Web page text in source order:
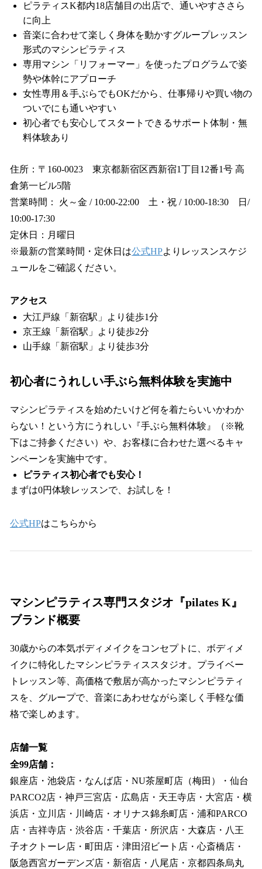
ピラティスK都内18店舗目の出店で、通いやすささら
に向上
音楽に合わせて楽しく身体を動かすグループレッスン
形式のマシンピラティス
専用マシン「リフォーマー」を使ったプログラムで姿
勢や体幹にアプローチ
女性専用＆手ぶらでもOKだから、仕事帰りや買い物の
ついでにも通いやすい
初心者でも安心してスタートできるサポート体制・無
料体験あり
住所：〒160-0023 東京都新宿区西新宿1丁目12番1号 高
倉第一ビル5階
営業時間： 火～金 / 10:00-22:00 土・祝 / 10:00-18:30 日/
10:00-17:30
定休日：月曜日
※最新の営業時間・定休日は公式HPよりレッスンスケジ
ュールをご確認ください。
アクセス
大江戸線「新宿駅」より徒歩1分
京王線「新宿駅」より徒歩2分
山手線「新宿駅」より徒歩3分
初心者にうれしい手ぶら無料体験を実施中
マシンピラティスを始めたいけど何を着たらいいかわか
らない！という方にうれしい『手ぶら無料体験』（※靴
下はご持参ください）や、お客様に合わせた選べるキャ
ンペーンを実施中です。
ピラティス初心者でも安心！
まずは0円体験レッスンで、お試しを！
公式HPはこちらから
マシンピラティス専門スタジオ『pilates K』
ブランド概要
30歳からの本気ボディメイクをコンセプトに、ボディメ
イクに特化したマシンピラティススタジオ。プライベー
トレッスン等、高価格で敷居が高かったマシンピラティ
スを、グループで、音楽にあわせながら楽しく手軽な価
格で楽しめます。
店舗一覧
全99店舗：
銀座店・池袋店・なんば店・NU茶屋町店（梅田）・仙台
PARCO2店・神戸三宮店・広島店・天王寺店・大宮店・横
浜店・立川店・川崎店・オリナス錦糸町店・浦和PARCO
店・吉祥寺店・渋谷店・千葉店・所沢店・大森店・八王
子オクトーレ店・町田店・津田沼ビート店・心斎橋店・
阪急西宮ガーデンズ店・新宿店・八尾店・京都四条烏丸